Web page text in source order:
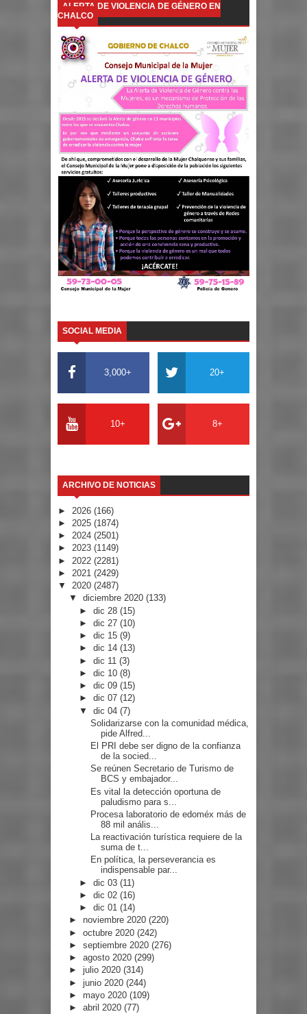
ALERTA DE VIOLENCIA DE GÉNERO EN
CHALCO
SOCIAL MEDIA
3,000+ 20+
10+ 8+
ARCHIVO DE NOTICIAS
► 2026 (166)
► 2025 (1874)
► 2024 (2501)
► 2023 (1149)
► 2022 (2281)
► 2021 (2429)
▼ 2020 (2487)
▼ diciembre 2020 (133)
►dic 28(15)
►dic 27(10)
►dic 15(9)
►dic 14(13)
►dic 11(3)
►dic 10(8)
►dic 09(15)
►dic 07(12)
▼dic 04(7)
Solidarizarse con la comunidad médica,
pide Alfred...
El PRI debe ser digno de la confianza
de la socied...
Se reúnen Secretario de Turismo de
BCS y embajador...
Es vital la detección oportuna de
paludismo para s...
Procesa laboratorio de edoméx más de
88 mil anális...
La reactivación turística requiere de la
suma de t...
En política, la perseverancia es
indispensable par...
►dic 03(11)
►dic 02(16)
►dic 01(14)
► noviembre 2020 (220)
► octubre 2020 (242)
► septiembre 2020 (276)
► agosto 2020 (299)
► julio 2020 (314)
► junio 2020 (244)
► mayo 2020 (109)
► abril 2020 (77)